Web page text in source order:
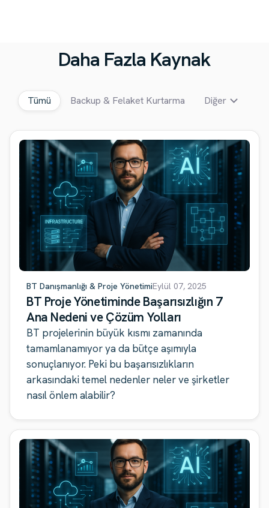
Daha Fazla Kaynak
Tümü Backup & Felaket Kurtarma Diğer
BT Danışmanlığı & Proje YönetimiEylül 07, 2025
BT Proje Yönetiminde Başarısızlığın 7
Ana Nedeni ve Çözüm Yolları
BT projelerinin büyük kısmı zamanında
tamamlanamıyor ya da bütçe aşımıyla
sonuçlanıyor. Peki bu başarısızlıkların
arkasındaki temel nedenler neler ve şirketler
nasıl önlem alabilir?